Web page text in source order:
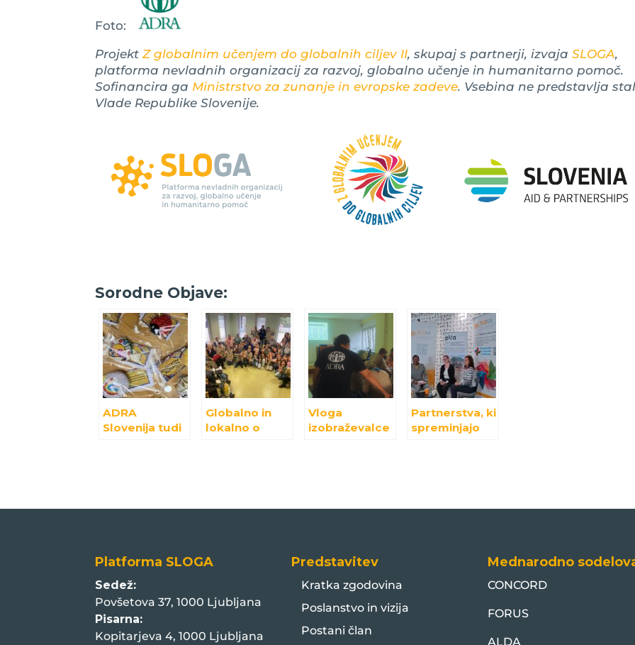
Foto:
ProjektZ globalnim učenjem do globalnih ciljev II, skupaj s partnerji, izvajaSLOGA,
platforma nevladnih organizacij za razvoj, globalno učenje in humanitarno pomoč.
Sofinancira ga Ministrstvo za zunanje in evropske zadeve. Vsebina ne predstavlja
Vlade Republike Slovenije.
Sorodne Objave:
ADRA
Slovenija tudi
Globalno in
lokalno o
Vloga
izobraževalce
Partnerstva, ki
spreminjajo
Platforma SLOGA
Sedež:
Povšetova 37, 1000 Ljubljana
Pisarna:
Kopitarjeva 4, 1000 Ljubljana
Predstavitev
Kratka zgodovina
Poslanstvo in vizija
Postani član
Mednarodno
CONCORD
FORUS
ALDA